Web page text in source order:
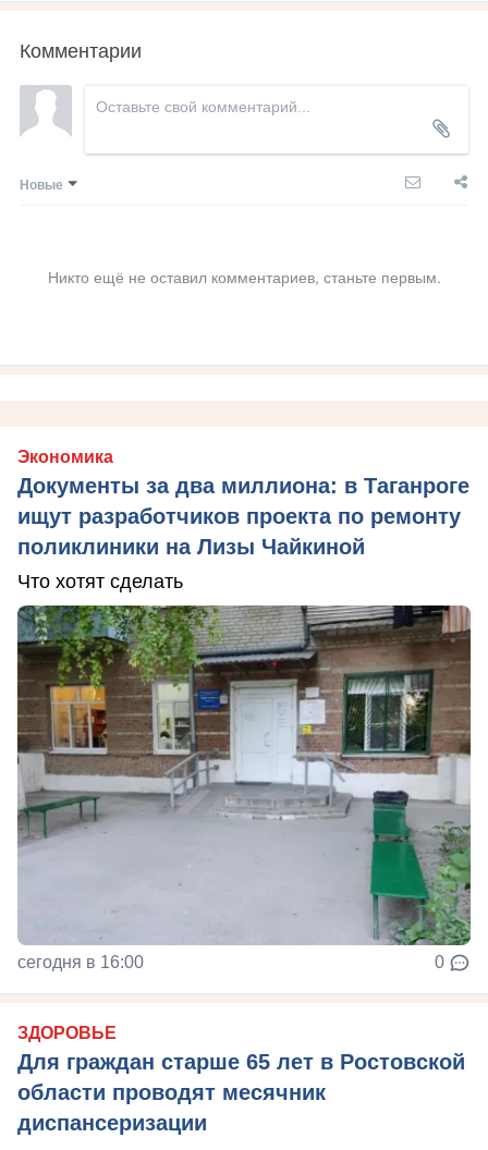
Комментарии
Новые
Никто ещё не оставил комментариев, станьте первым.
Экономика
Документы за два миллиона: в Таганроге
ищут разработчиков проекта по ремонту
поликлиники на Лизы Чайкиной
Что хотят сделать
сегодня в 16:00 0
ЗДОРОВЬЕ
Для граждан старше 65 лет в Ростовской
области проводят месячник
диспансеризации